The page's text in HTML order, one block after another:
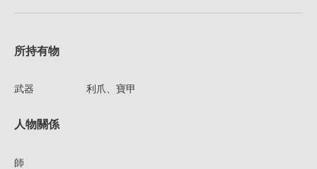
所持有物
武器 利爪、寶甲
人物關係
師